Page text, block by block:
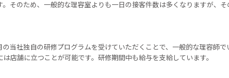
そのため、一般的な理容室よりも一日の接客件数は多くなりますが、そ
当社独自の研修プログラムを受けていただくことで、一般的な理容師で
店舗に立つことが可能です。研修期間中も給与を支給しています。